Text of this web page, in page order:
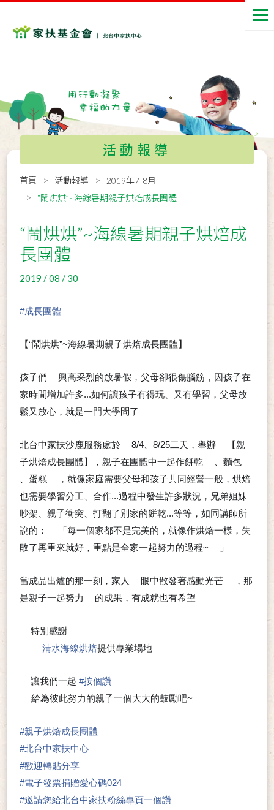
活動報導
首頁 活動報導
2019年7-8月
“鬧烘烘”~海線暑期親子烘焙成長團體
“鬧烘烘”~海線暑期親子烘焙成
長團體
2019 / 08 / 30
#成長團體
【“鬧烘烘”~海線暑期親子烘焙成長團體】
孩子們 😁興高采烈的放暑假，父母卻很傷腦筋，因孩子在
家時間增加許多...如何讓孩子有得玩、又有學習，父母放
鬆又放心，就是一門大學問了
北台中家扶沙鹿服務處於 8/4、8/25二天，舉辦
【親
子烘焙成長團體】，親子在團體中一起作餅乾
、麵包
、蛋糕
，就像家庭需要父母和孩子共同經營一般，烘焙
也需要學習分工、合作...過程中發生許多狀況，兄弟姐妹
吵架、親子衝突、打翻了別家的餅乾...等等，如同講師所
說的：
「每一個家都不是完美的，就像作烘焙一樣，失
敗了再重來就好，重點是全家一起努力的過程~
」
當成品出爐的那一刻，家人 眼中散發著感動光芒
，那
是親子一起努力
的成果，有成就也有希望
特別感謝
清水海線烘焙提供專業場地
讓我們一起 #按個讚
給為彼此努力的親子一個大大的鼓勵吧~
#親子烘焙成長團體
#北台中家扶中心
#歡迎轉貼分享
#電子發票捐贈愛心碼024
#邀請您給北台中家扶粉絲專頁一個讚